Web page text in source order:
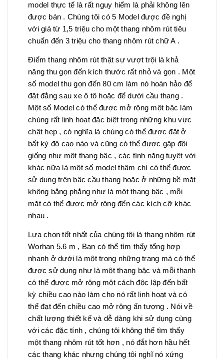
model thực tế là rất nguy hiểm là phải không lên
được bán . Chúng tôi có 5 Model được đề nghị
với giá từ 1,5 triệu cho một thang nhôm rút tiêu
chuẩn đến 3 triệu cho thang nhôm rút chữ A .
Điểm thang nhôm rút thật sự vượt trội là khả
năng thu gọn đến kích thước rất nhỏ và gọn . Một
số model thu gọn đến 80 cm làm nó hoàn hảo để
đặt đằng sau xe ô tô hoặc để dưới cầu thang .
Một số Model có thể được mở rộng một bậc làm
chúng rất linh hoạt đặc biệt trong những khu vực
chật hẹp , có nghĩa là chúng có thể được đặt ở
bất kỳ độ cao nào và cũng có thể được gập đôi
giống như một thang bậc , các tính năng tuyệt vời
khác nữa là một số model thậm chí có thể được
sử dụng trên bậc cầu thang hoặc ở những bề mặt
không bằng phẳng như là một thang bậc , mỗi
mặt có thể được mở rộng đến các kích cỡ khác
nhau .
Lựa chọn tốt nhất của chúng tôi là thang nhôm rút
Worhan 5.6 m , Bạn có thể tìm thấy tổng hợp
nhanh ở dưới là một trong những trang mà có thể
được sử dụng như là một thang bậc và mỗi thanh
có thể được mở rộng một cách độc lập đến bất
kỳ chiều cao nào làm cho nó rất linh hoạt và có
thể đạt đến chiều cao mở rộng ấn tượng . Nói về
chất lượng thiết kế và dễ dàng khi sử dụng cùng
với các đặc tính , chúng tôi không thể tìm thấy
một thang nhôm rút tốt hơn , nó đắt hơn hầu hết
các thang khác nhưng chúng tôi nghĩ nó xứng